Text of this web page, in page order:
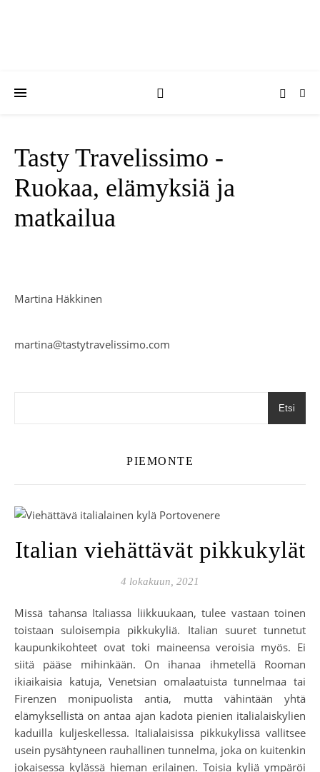
Tasty Travelissimo -
Ruokaa, elämyksiä ja
matkailua
Martina Häkkinen
martina@tastytravelissimo.com
Etsi
PIEMONTE
Italian viehättävät pikkukylät
4 lokakuun, 2021
Missä tahansa Italiassa liikkuukaan, tulee vastaan toinen
toistaan suloisempia pikkukyliä. Italian suuret tunnetut
kaupunkikohteet ovat toki maineensa veroisia myös. Ei
siitä pääse mihinkään. On ihanaa ihmetellä Rooman
ikiaikaisia katuja, Venetsian omalaatuista tunnelmaa tai
Firenzen monipuolista antia, mutta vähintään yhtä
elämyksellistä on antaa ajan kadota pienien italialaiskylien
kaduilla kuljeskellessa. Italialaisissa pikkukylissä vallitsee
usein pysähtyneen rauhallinen tunnelma, joka on kuitenkin
jokaisessa kylässä hieman erilainen. Toisia kyliä ympäröi